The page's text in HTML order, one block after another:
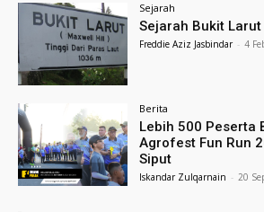
Sejarah
Sejarah Bukit Larut
Freddie Aziz Jasbindar - 4
Berita
Lebih 500 Peserta
Agrofest Fun Run
Siput
Iskandar Zulqarnain - 20